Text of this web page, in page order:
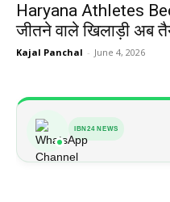
Haryana Athletes
जीतने वाले खिलाड़ी अब
Kajal Panchal - June 4, 2026
IBN24 NEWS